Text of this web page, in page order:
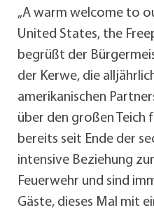
„A warm welcome to
United States, the
begrüßt der
der Kerwe, die
amerikanischen
über den großen Teich
bereits seit Ende der
intensive Beziehung
Feuerwehr und sind
Gäste, dieses Mal mit